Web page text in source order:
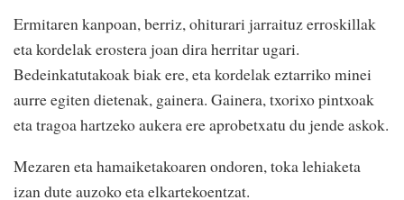
Ermitaren kanpoan, berriz, ohiturari jarraituz erroskillak
eta kordelak erostera joan dira herritar ugari.
Bedeinkatutakoak biak ere, eta kordelak eztarriko minei
aurre egiten dietenak, gainera. Gainera, txorixo pintxoak
eta tragoa hartzeko aukera ere aprobetxatu du jende askok.
Mezaren eta hamaiketakoaren ondoren, toka lehiaketa
izan dute auzoko eta elkartekoentzat.